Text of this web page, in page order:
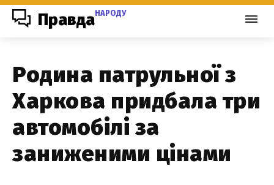
ПравдаНАРОДУ
Родина патрульної з
Харкова придбала три
автомобілі за
заниженими цінами